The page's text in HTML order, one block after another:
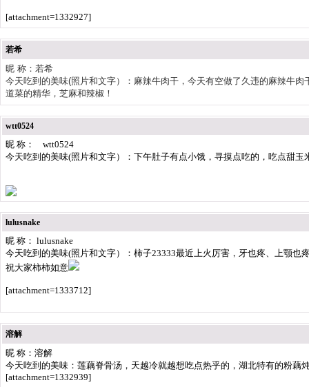
[attachment=1332927]
若希
昵 称：若希
今天吃到的美味(照片和文字）：麻辣牛肉干，今天有空做了久违的麻辣牛
道菜的精华，芝麻和辣椒！
wtt0524
昵 称： wtt0524
今天吃到的美味(照片和文字）：下午肚子有点小饿，寻摸点吃的，吃点甜
lulusnake
昵 称： lulusnake
今天吃到的美味(照片和文字）：柿子23333最近上火厉害，牙也疼、上颚也
祝大家柿柿如意
[attachment=1333712]
溶解
昵 称：溶解
今天吃到的美味：莲藕脊骨汤，天越冷就越想吃点热乎的，湖北特有的粉
[attachment=1332939]